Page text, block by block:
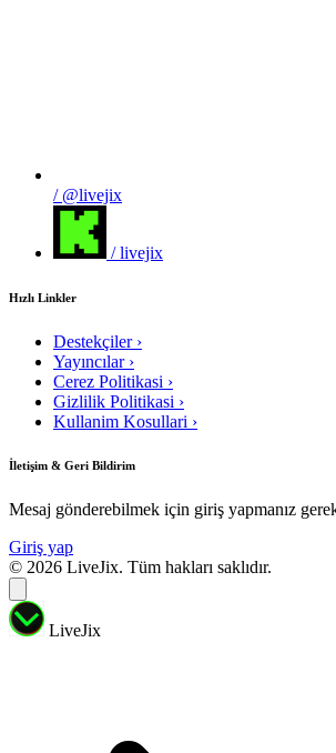
/ @livejix
/ livejix
Hızlı Linkler
Destekçiler ›
Yayıncılar ›
Cerez Politikasi ›
Gizlilik Politikasi ›
Kullanim Kosullari ›
İletişim & Geri Bildirim
Mesaj gönderebilmek için giriş yapmanız
Giriş yap
© 2026 LiveJix. Tüm hakları saklıdır.
LiveJix